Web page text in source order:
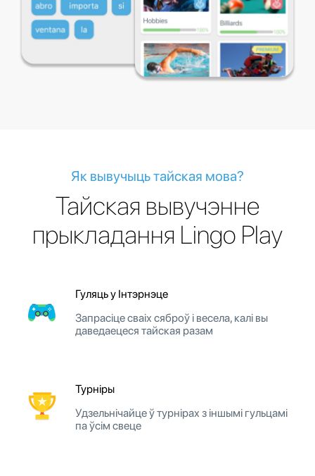
Як вывучыць тайская мова?
Тайская вывучэнне
прыкладання Lingo Play
Гуляць у Інтэрнэце
Запрасіце сваіх сяброў і весела, калі вы
даведаецеся тайская разам
Турніры
Удзельнічайце ў турнірах з іншымі гульцамі
па ўсім свеце